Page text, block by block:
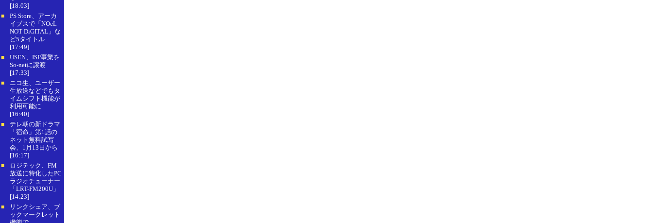
[18:03]
■
PS Store、アーカ
イブスで「NOeL
NOT DiGITAL」な
ど5タイトル
[17:49]
■
USEN、ISP事業を
So-netに譲渡
[17:33]
■
ニコ生、ユーザー
生放送などでもタ
イムシフト機能が
利用可能に
[16:40]
■
テレ朝の新ドラマ
「宿命」第1話の
ネット無料試写
会、1月13日から
[16:17]
■
ロジテック、FM
放送に特化したPC
ラジオチューナー
「LRT-FM200U」
[14:23]
■
リンクシェア、ブ
ックマークレット